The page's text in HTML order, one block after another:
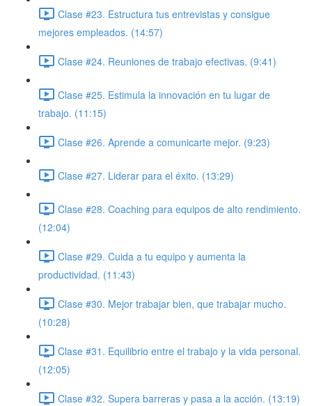
Clase #23. Estructura tus entrevistas y consigue
mejores empleados. (14:57)
Clase #24. Reuniones de trabajo efectivas. (9:41)
Clase #25. Estimula la innovación en tu lugar de
trabajo. (11:15)
Clase #26. Aprende a comunicarte mejor. (9:23)
Clase #27. Liderar para el éxito. (13:29)
Clase #28. Coaching para equipos de alto rendimiento.
(12:04)
Clase #29. Cuida a tu equipo y aumenta la
productividad. (11:43)
Clase #30. Mejor trabajar bien, que trabajar mucho.
(10:28)
Clase #31. Equilibrio entre el trabajo y la vida personal.
(12:05)
Clase #32. Supera barreras y pasa a la acción. (13:19)